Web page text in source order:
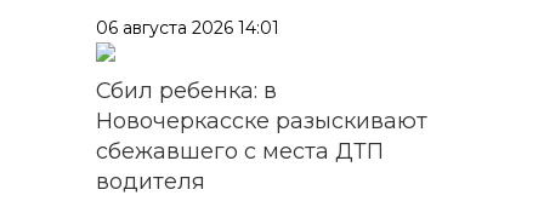
06 августа 2026 14:01
Сбил ребенка: в
Новочеркасске разыскивают
сбежавшего с места ДТП
водителя